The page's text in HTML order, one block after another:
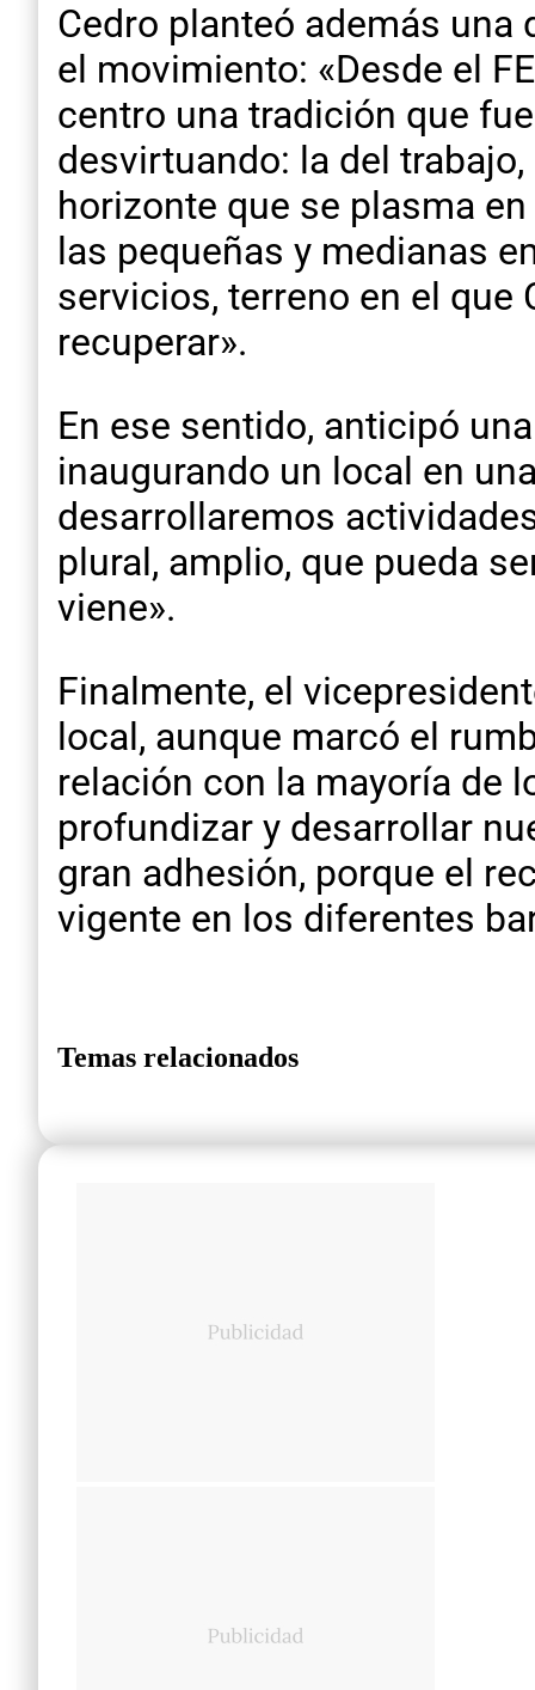
Cedro planteó además
el movimiento: «Desde el
centro una tradición que
desvirtuando: la del
horizonte que se plasma
las pequeñas y medianas
servicios, terreno en el que
recuperar».
En ese sentido, anticipó
inaugurando un local en
desarrollaremos
plural, amplio, que pueda
viene».
Finalmente, el
local, aunque marcó el
relación con la mayoría de
profundizar y desarrollar
gran adhesión, porque el
vigente en los diferentes
Temas relacionados